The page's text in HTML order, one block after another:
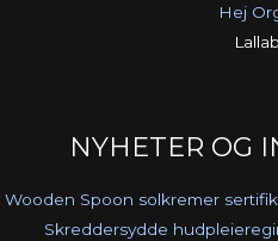
Hej
NYHETER OG
Wooden Spoon solkremer
Skreddersydde